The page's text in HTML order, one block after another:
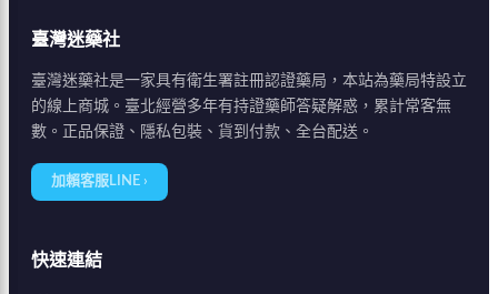
臺灣迷藥社
臺灣迷藥社是一家具有衛生署註冊認證藥局，本站為藥局特設立
的線上商城。臺北經營多年有持證藥師答疑解惑，累計常客無
數。正品保證、隱私包裝、貨到付款、全台配送。
加賴客服LINE ›
快速連結